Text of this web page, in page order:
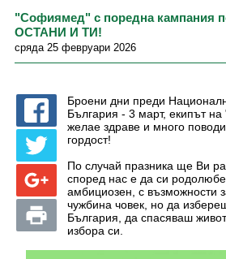
"Софиямед" с поредна кампания
ОСТАНИ И ТИ!
сряда 25 февруари 2026
Броени дни преди
България - 3 март, екипът
желае здраве и много
гордост!
По случай празника ще Ви
според нас е да си
амбициозен, с възможности
чужбина човек, но да
България, да спасяваш
избора си.